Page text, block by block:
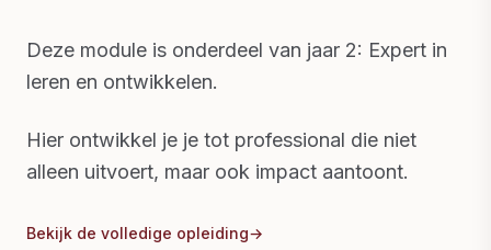
Deze module is onderdeel van jaar 2: Expert in
leren en ontwikkelen.
Hier ontwikkel je je tot professional die niet
alleen uitvoert, maar ook impact aantoont.
Bekijk de volledige opleiding→